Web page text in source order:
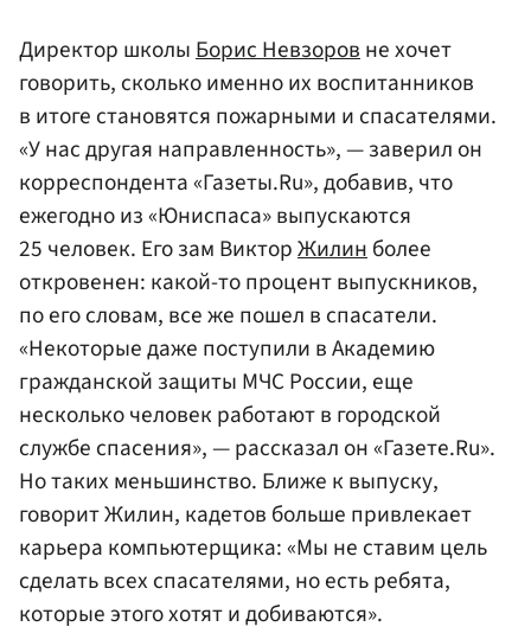
Директор школыБорис Невзоровне хочет
говорить, сколько именно их воспитанников
в итоге становятся пожарными и спасателями.
«У нас другая направленность», — заверил он
корреспондента «Газеты.Ru», добавив, что
ежегодно из «Юниспаса» выпускаются
25 человек. Его зам ВикторЖилинболее
откровенен: какой-то процент выпускников,
по его словам, все же пошел в спасатели.
«Некоторые даже поступили в Академию
гражданской защиты МЧС России, еще
несколько человек работают в городской
службе спасения», — рассказал он «Газете.Ru».
Но таких меньшинство. Ближе к выпуску,
говорит Жилин, кадетов больше привлекает
карьера компьютерщика: «Мы не ставим цель
сделать всех спасателями, но есть ребята,
которые этого хотят и добиваются».